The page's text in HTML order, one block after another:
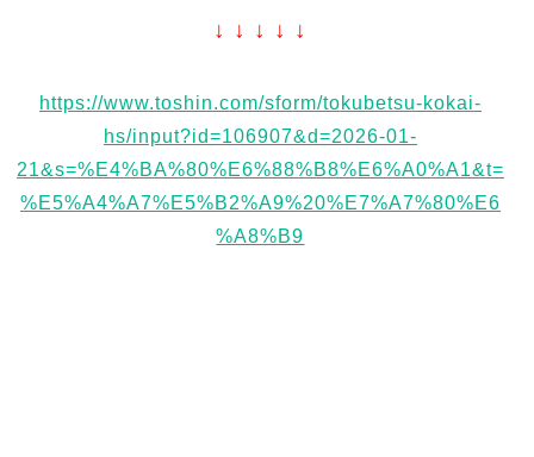
↓ ↓ ↓ ↓ ↓
https://www.toshin.com/sform/tokubetsu-kokai-
hs/input?id=106907&d=2026-01-
21&s=%E4%BA%80%E6%88%B8%E6%A0%A1&t=
%E5%A4%A7%E5%B2%A9%20%E7%A7%80%E6
%A8%B9